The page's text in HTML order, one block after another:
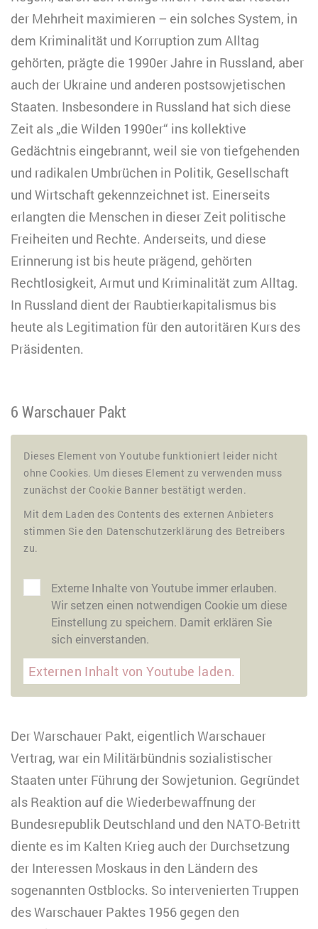
der Mehrheit maximieren – ein solches System, in
dem Kriminalität und Korruption zum Alltag
gehörten, prägte die 1990er Jahre in Russland, aber
auch der Ukraine und anderen postsowjetischen
Staaten. Insbesondere in Russland hat sich diese
Zeit als „die Wilden 1990er“ ins kollektive
Gedächtnis eingebrannt, weil sie von tiefgehenden
und radikalen Umbrüchen in Politik, Gesellschaft
und Wirtschaft gekennzeichnet ist. Einerseits
erlangten die Menschen in dieser Zeit politische
Freiheiten und Rechte. Anderseits, und diese
Erinnerung ist bis heute prägend, gehörten
Rechtlosigkeit, Armut und Kriminalität zum Alltag.
In Russland dient der Raubtierkapitalismus bis
heute als Legitimation für den autoritären Kurs des
Präsidenten.
6 Warschauer Pakt
Dieses Element von Youtube funktioniert leider nicht
ohne Cookies. Um dieses Element zu verwenden muss
zunächst der Cookie Banner bestätigt werden.
Mit dem Laden des Contents des externen Anbieters
stimmen Sie den Datenschutzerklärung des Betreibers
zu.
Externe Inhalte von Youtube immer erlauben.
Wir setzen einen notwendigen Cookie um diese
Einstellung zu speichern. Damit erklären Sie
sich einverstanden.
Externen Inhalt von Youtube laden.
Der Warschauer Pakt, eigentlich Warschauer
Vertrag, war ein Militärbündnis sozialistischer
Staaten unter Führung der Sowjetunion. Gegründet
als Reaktion auf die Wiederbewaffnung der
Bundesrepublik Deutschland und den NATO-Betritt
diente es im Kalten Krieg auch der Durchsetzung
der Interessen Moskaus in den Ländern des
sogenannten Ostblocks. So intervenierten Truppen
des Warschauer Paktes 1956 gegen den